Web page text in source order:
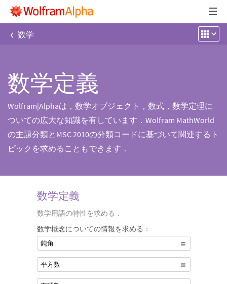
‹ 数学
数学定義
Wolfram|Alphaは，数学オブジェクト，数式，数学定理に
ついての広大な知識を有しています．Wolfram MathWorld
の主題分類とMSC 2010の分類コードに基づいて関連するト
ピックを求めることもできます．
数学定義
数学用語の特性を求める．
数学概念についての情報を求める：
鈍角
平方数